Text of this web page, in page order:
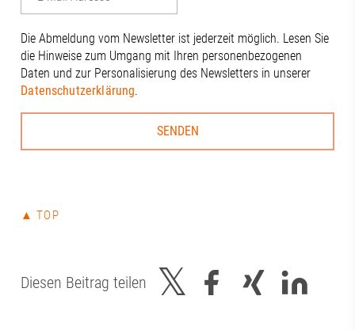
Die Abmeldung vom Newsletter ist jederzeit möglich. Lesen Sie
die Hinweise zum Umgang mit Ihren personenbezogenen
Daten und zur Personalisierung des Newsletters in unserer
Datenschutzerklärung.
▲ TOP
Diesen Beitrag teilen